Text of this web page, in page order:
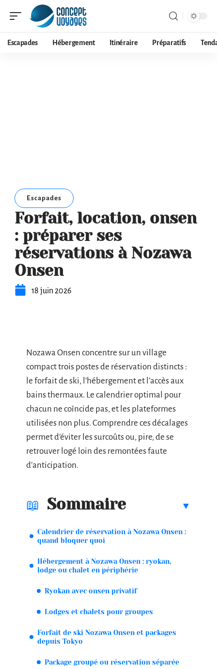
Escapades Hébergement Itinéraire Préparatifs
Escapades
Forfait, location, onsen
: préparer ses
réservations à Nozawa
Onsen
18 juin 2026
Nozawa Onsen concentre sur un village
compact trois postes de réservation distincts :
le forfait de ski, l’hébergement et l’accès aux
bains thermaux. Le calendrier optimal pour
chacun ne coïncide pas, et les plateformes
utilisées non plus. Comprendre ces décalages
permet d’éviter les surcoûts ou, pire, de se
retrouver logé loin des remontées faute
d’anticipation.
Sommaire
Calendrier de réservation à Nozawa Onsen :
quand bloquer quoi
Hébergement à Nozawa Onsen : ryokan,
lodge ou chalet en périphérie
Ryokan avec onsen privatif
Lodges et chalets pour groupes
Forfait de ski Nozawa Onsen et packages
depuis Tokyo
Package groupé ou réservation séparée